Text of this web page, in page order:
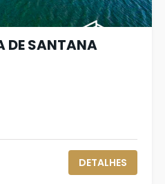
DE SANTANA
DETALHES